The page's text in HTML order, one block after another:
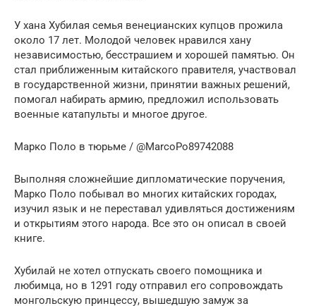
У хана Хубилая семья венецианских купцов прожила
около 17 лет. Молодой человек нравился хану
независимостью, бесстрашием и хорошей памятью. Он
стал приближенным китайского правителя, участвовал
в государственной жизни, принятии важных решений,
помогал набирать армию, предложил использовать
военные катапульты и многое другое.
Марко Поло в тюрьме / @MarcoPo89742088
Выполняя сложнейшие дипломатические поручения,
Марко Поло побывал во многих китайских городах,
изучил язык и не переставал удивляться достижениям
и открытиям этого народа. Все это он описал в своей
книге.
Хубилай не хотел отпускать своего помощника и
любимца, но в 1291 году отправил его сопровождать
монгольскую принцессу, вышедшую замуж за